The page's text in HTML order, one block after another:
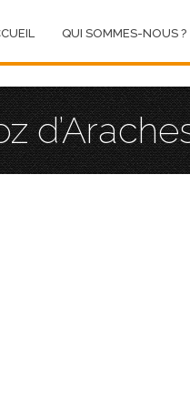
QUI SOMMES-NOUS ?